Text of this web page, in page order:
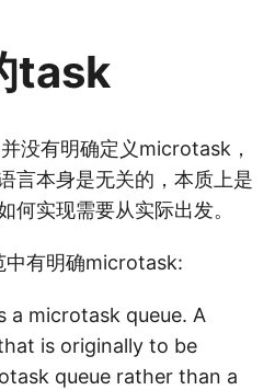
task
没有明确定义microtask，
言本身是无关的，本质上是
何实现需要从实际出发。
中有明确microtask:
a microtask queue. A
is originally to be
queue rather than a